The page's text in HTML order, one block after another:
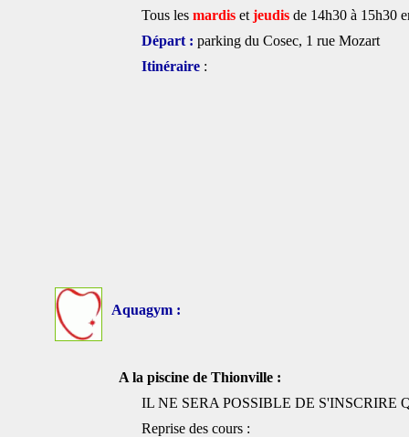
Tous les mardis et jeudis de 14h30 à 15h30
Départ : parking du Cosec, 1 rue Mozart
Itinéraire :
Aquagym :
A la piscine de Thionville :
IL NE SERA POSSIBLE DE S'INSCRIRE
Reprise des cours :